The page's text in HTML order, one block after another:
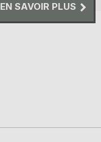
EN SAVOIR PLUS